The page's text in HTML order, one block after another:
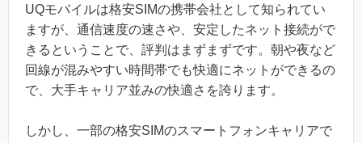
UQモバイルは格安SIMの携帯会社として知られてい
ますが、通信速度の速さや、安定したネット接続がで
きるということで、評判はまずまずです。朝や夜など
回線が混みやすい時間帯でも快適にネットができるの
で、大手キャリア並みの快適さを誇ります。
しかし、一部の格安SIMのスマートフォンキャリアで